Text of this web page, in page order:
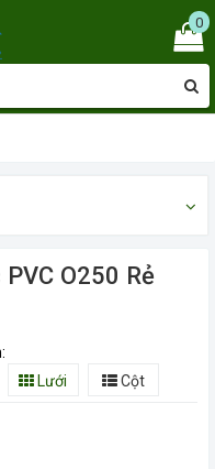
0
O250 Rẻ
Lưới
Cột